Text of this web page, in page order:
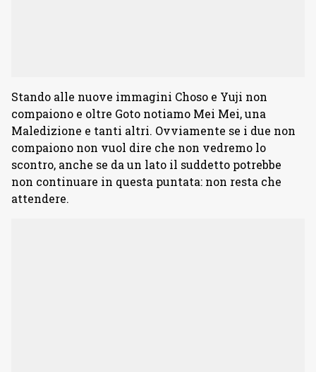
Stando alle nuove immagini Choso e Yuji non
compaiono e oltre Goto notiamo Mei Mei, una
Maledizione e tanti altri. Ovviamente se i due non
compaiono non vuol dire che non vedremo lo
scontro, anche se da un lato il suddetto potrebbe
non continuare in questa puntata: non resta che
attendere.